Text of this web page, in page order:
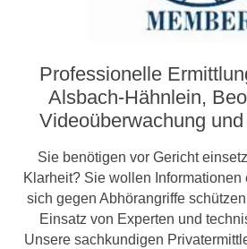
Professionelle
Alsbach-Hähnlein,
Video­­überwachung
Sie benötigen vor Gericht
Klarheit? Sie wollen Informationen
sich gegen Abhörangriffe
Einsatz von Experten und
Unsere sachkundigen